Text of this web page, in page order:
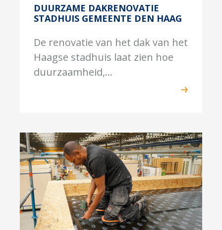
DUURZAME DAKRENOVATIE
STADHUIS GEMEENTE DEN HAAG
De renovatie van het dak van het
Haagse stadhuis laat zien hoe
duurzaamheid,...